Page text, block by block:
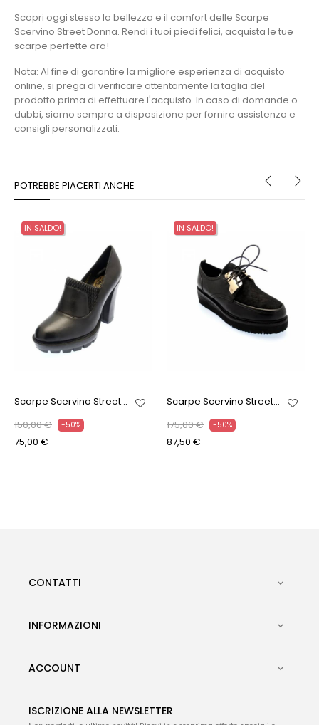
Scopri oggi stesso la bellezza e il comfort delle Scarpe
Scervino Street Donna. Rendi i tuoi piedi felici, acquista le tue
scarpe perfette ora!
Nota: Al fine di garantire la migliore esperienza di acquisto
online, si prega di verificare attentamente la taglia del
prodotto prima di effettuare l'acquisto. In caso di domande o
dubbi, siamo sempre a disposizione per fornire assistenza e
consigli personalizzati.
POTREBBE PIACERTI ANCHE
IN SALDO!
Scarpe Scervino Street...
150,00 €
-50%
75,00 €
IN SALDO!
Scarpe Scervino Street...
175,00 €
-50%
87,50 €
CONTATTI 
INFORMAZIONI 
ACCOUNT 
ISCRIZIONE ALLA NEWSLETTER